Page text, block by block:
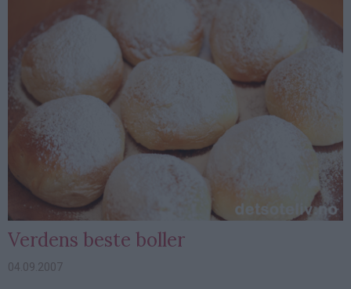
Verdens beste boller
04.09.2007